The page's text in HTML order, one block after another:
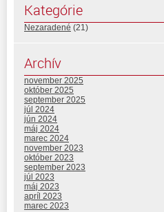
Kategórie
Nezaradené (21)
Archív
november 2025
október 2025
september 2025
júl 2024
jún 2024
máj 2024
marec 2024
november 2023
október 2023
september 2023
júl 2023
máj 2023
apríl 2023
marec 2023